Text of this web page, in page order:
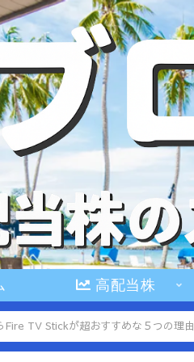
高配当株
TV Stickが超おすすめな５つの理由